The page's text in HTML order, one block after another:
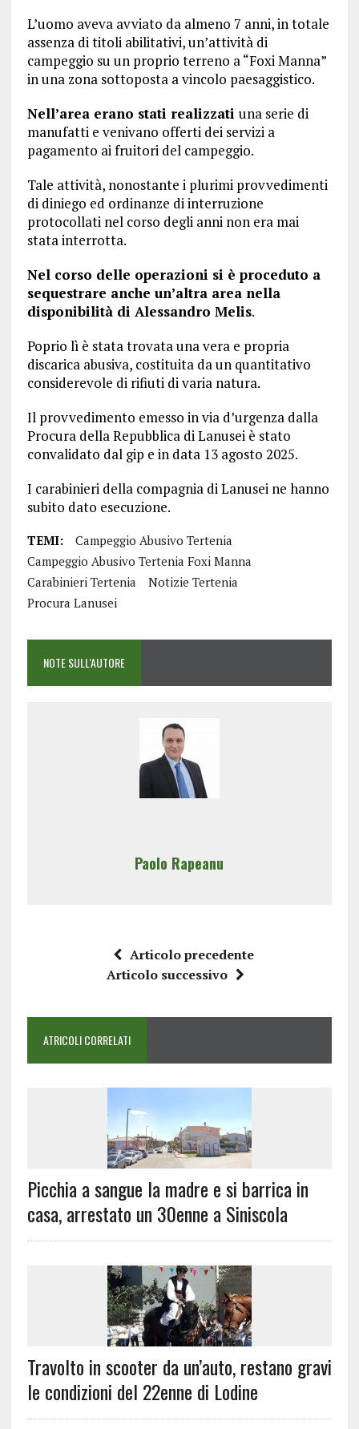
L’uomo aveva avviato da almeno 7 anni, in totale
assenza di titoli abilitativi, un’attività di
campeggio su un proprio terreno a “Foxi Manna”
in una zona sottoposta a vincolo paesaggistico.
Nell’area erano stati realizzati una serie di
manufatti e venivano offerti dei servizi a
pagamento ai fruitori del campeggio.
Tale attività, nonostante i plurimi provvedimenti
di diniego ed ordinanze di interruzione
protocollati nel corso degli anni non era mai
stata interrotta.
Nel corso delle operazioni si è proceduto a
sequestrare anche un’altra area nella
disponibilità di Alessandro Melis.
Poprio lì è stata trovata una vera e propria
discarica abusiva, costituita da un quantitativo
considerevole di rifiuti di varia natura.
Il provvedimento emesso in via d’urgenza dalla
Procura della Repubblica di Lanusei è stato
convalidato dal gip e in data 13 agosto 2025.
I carabinieri della compagnia di Lanusei ne hanno
subito dato esecuzione.
TEMI:
Campeggio Abusivo Tertenia
Campeggio Abusivo Tertenia Foxi Manna
Carabinieri Tertenia
Notizie Tertenia
Procura Lanusei
NOTE SULL'AUTORE
Paolo Rapeanu
Articolo precedente
Articolo successivo
ATRICOLI CORRELATI
Picchia a sangue la madre e si barrica in
casa, arrestato un 30enne a Siniscola
Travolto in scooter da un’auto, restano gravi
le condizioni del 22enne di Lodine